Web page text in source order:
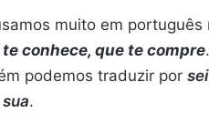
muito em português
conhece, que te compre
podemos traduzir por
.